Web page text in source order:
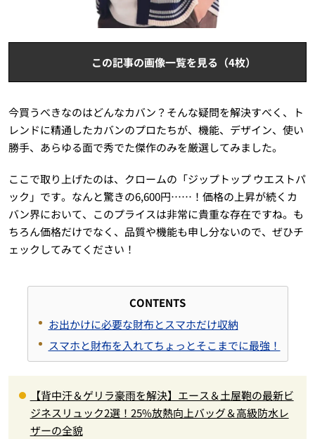
この記事の画像一覧を見る（4枚）
今買うべきなのはどんなカバン？そんな疑問を解決すべく、ト
レンドに精通したカバンのプロたちが、機能、デザイン、使い
勝手、あらゆる面で秀でた傑作のみを厳選してみました。
ここで取り上げたのは、クロームの「ジップトップ ウエストパ
ック」です。なんと驚きの6,600円……！価格の上昇が続くカ
バン界において、このプライスは非常に貴重な存在ですね。も
ちろん価格だけでなく、品質や機能も申し分ないので、ぜひチ
ェックしてみてください！
CONTENTS
お出かけに必要な財布とスマホだけ収納
スマホと財布を入れてちょっとそこまでに最強！
【背中汗＆ゲリラ豪雨を解決】エース＆土屋鞄の最新ビ
ジネスリュック2選！25%放熱向上バッグ＆高級防水レ
ザーの全貌